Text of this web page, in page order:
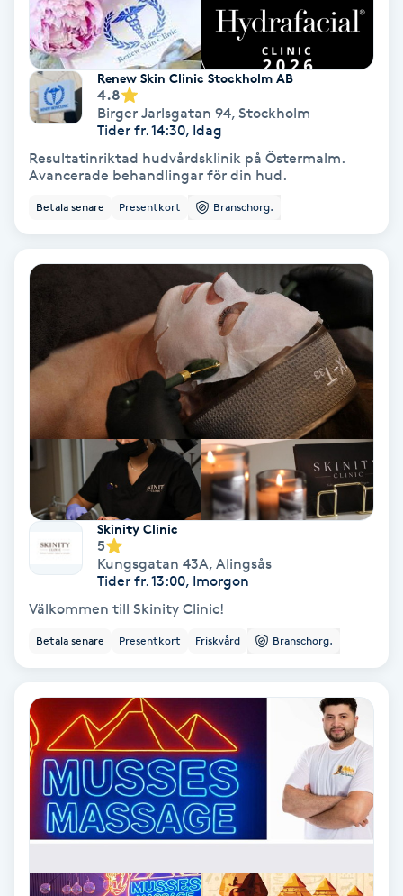
Hatha Yoga
Headspa
Healing
Herrklippning
HIFU
Hollywood Peel
Hot Stone Massage
Hudföryngring
Huduppstramning
Hudvård
Hyaluronsyra
Hyperhidros
Hårborttagning
Hårbottenbehandling
Hårförlängning
Hårvård
Renew Skin Clinic Stockholm AB
4.8
Birger Jarlsgatan 94, Stockholm
Tider fr. 14:30, Idag
Resultatinriktad hudvårdsklinik på Östermalm.
Avancerade behandlingar för din hud.
Betala senare Presentkort Branschorg.
Skinity Clinic
5
Kungsgatan 43A, Alingsås
Tider fr. 13:00, Imorgon
Välkommen till Skinity Clinic!
Betala senare Presentkort Friskvård Branschorg.